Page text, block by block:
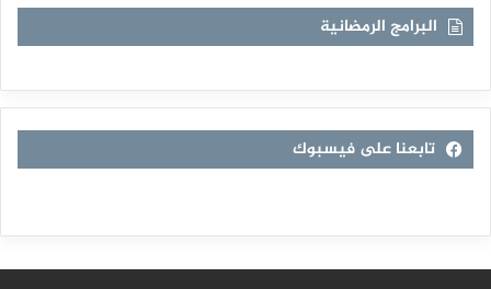
RSS
البرامج الرمضانية
تابعنا على فيسبوك